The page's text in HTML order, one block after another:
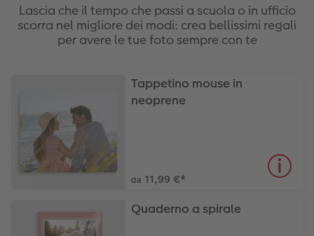
Mosaico
Come ordinare
Lascia che il tempo che passi a scuola o in ufficio
scorra nel migliore dei modi: crea bellissimi regali
per avere le tue foto sempre con te
Tappetino mouse in
neoprene
da 11,99 €*
Quaderno a spirale